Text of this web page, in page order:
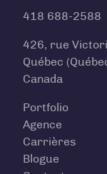
418 688-2588
426, rue
Québec
Canada
Portfolio
Agence
Carrières
Blogue